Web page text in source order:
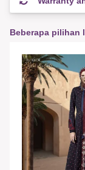
Beberapa pilihan